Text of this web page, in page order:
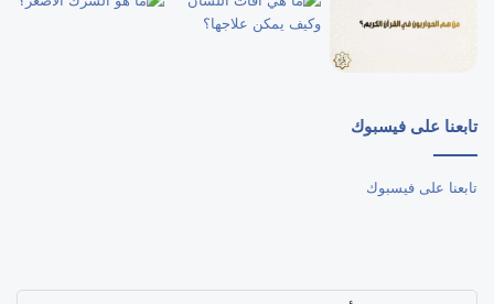
تابعنا على فيسبوك
تابعنا على فيسبوك